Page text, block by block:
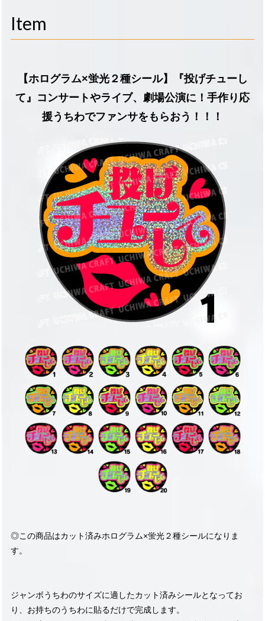
Item
【ホログラム×蛍光２種シール】『投げチューし
て』コンサートやライブ、劇場公演に！手作り応
援うちわでファンサをもらおう！！！
◎この商品はカット済みホログラム×蛍光２種シールになりま
す。
ジャンボうちわのサイズに適したカット済みシールとなってお
り、お持ちのうちわに貼るだけで完成します。